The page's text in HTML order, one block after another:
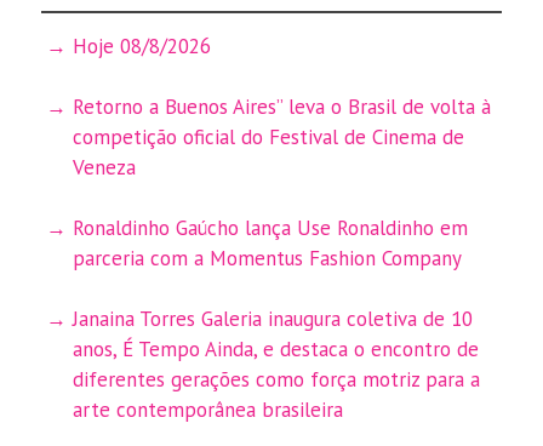
Hoje 08/8/2026
Retorno a Buenos Aires” leva o Brasil de volta à
competição oficial do Festival de Cinema de
Veneza
Ronaldinho Gaúcho lança Use Ronaldinho em
parceria com a Momentus Fashion Company
Janaina Torres Galeria inaugura coletiva de 10
anos, É Tempo Ainda, e destaca o encontro de
diferentes gerações como força motriz para a
arte contemporânea brasileira